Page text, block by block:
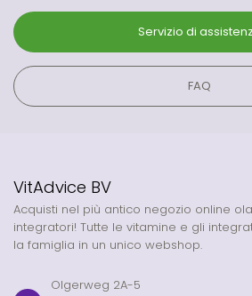
Servizio di
FAQ
VitAdvice BV
Acquisti nel più antico negozio online
integratori! Tutte le vitamine e gli
la famiglia in un unico webshop.
Olgerweg 2A-5